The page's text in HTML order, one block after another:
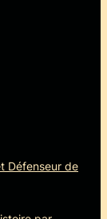
Défenseur de